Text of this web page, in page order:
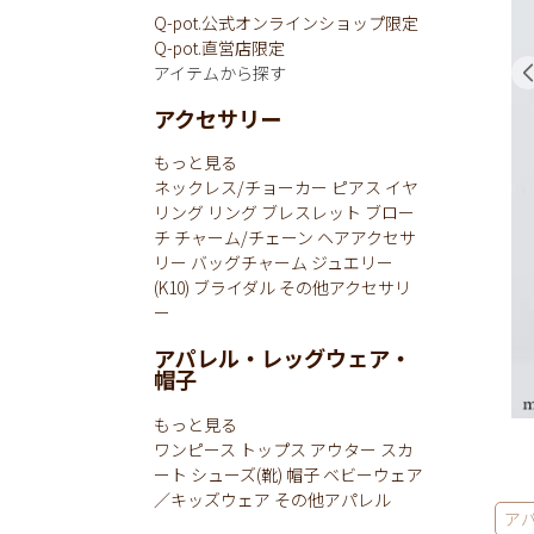
ア
Q-pot.公式オンラインショップ限定
Q-pot.直営店限定
アイテムから探す
アクセサリー
もっと見る
ネックレス/チョーカー ピアス イヤ
リング リング ブレスレット ブロー
チ チャーム/チェーン ヘアアクセサ
リー バッグチャーム ジュエリー
(K10) ブライダル その他アクセサリ
ー
アパレル・レッグウェア・
帽子
もっと見る
ワンピース トップス アウター スカ
ート シューズ(靴) 帽子 ベビーウェア
／キッズウェア その他アパレル